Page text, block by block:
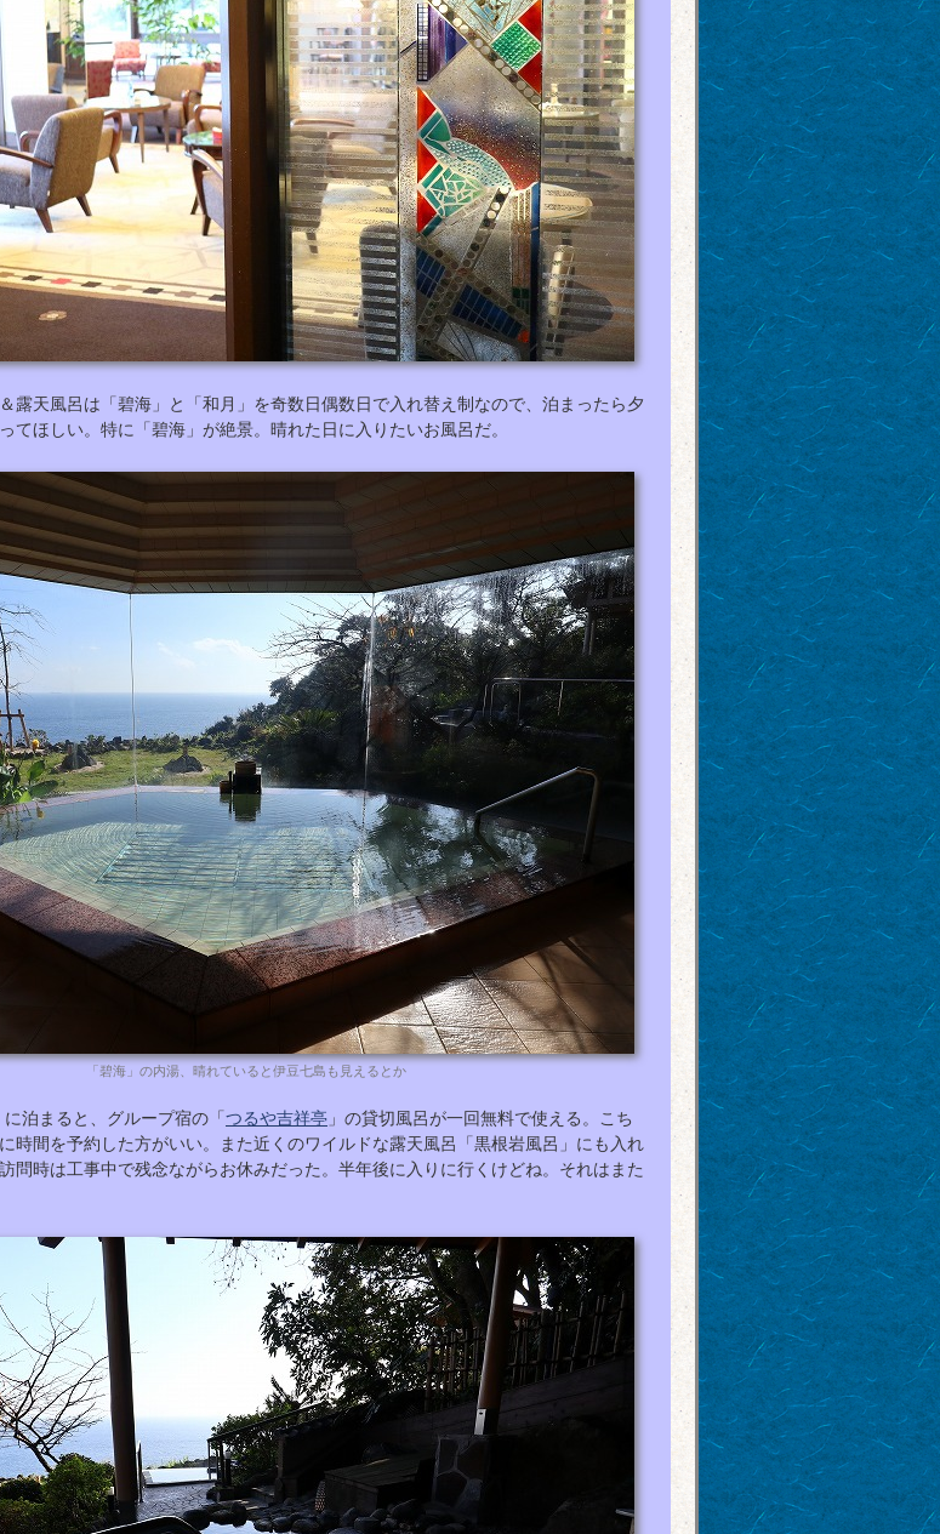
露天風呂は「碧海」と「和月」を奇数日偶数日で入れ替え制なので、泊まったら夕
てほしい。特に「碧海」が絶景。晴れた日に入りたいお風呂だ。
「碧海」の内湯、晴れていると伊豆七島も見えるとか
泊まると、グループ宿の「 つるや吉祥亭 」の貸切風呂が一回無料で使える。こち
時間を予約した方がいい。また近くのワイルドな露天風呂「黒根岩風呂」にも入れ
問時は工事中で残念ながらお休みだった。半年後に入りに行くけどね。それはまた